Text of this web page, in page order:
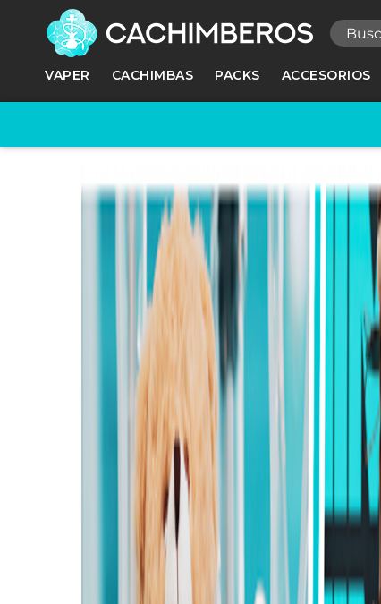
VAPER CACHIMBAS PACKS ACCESORIOS